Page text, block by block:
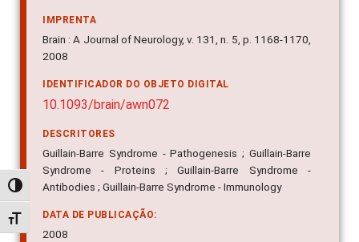
Alternar alto contraste
Alternar tamanho da fonte
IMPRENTA
Brain : A Journal of Neurology, v. 131, n. 5, p. 1168-1170,
2008
IDENTIFICADOR DO OBJETO DIGITAL
10.1093/brain/awn072
DESCRITORES
Guillain-Barre Syndrome - Pathogenesis ; Guillain-Barre
Syndrome - Proteins ; Guillain-Barre Syndrome -
Antibodies ; Guillain-Barre Syndrome - Immunology
DATA DE PUBLICAÇÃO:
2008